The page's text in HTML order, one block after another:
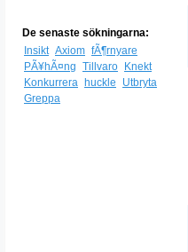
De senaste sökningarna:
Insikt Axiom fÃ¶rnyare
PÃ¥hÃ¤ng Tillvaro
Knekt
Konkurrera
huckle
Utbryta
Greppa